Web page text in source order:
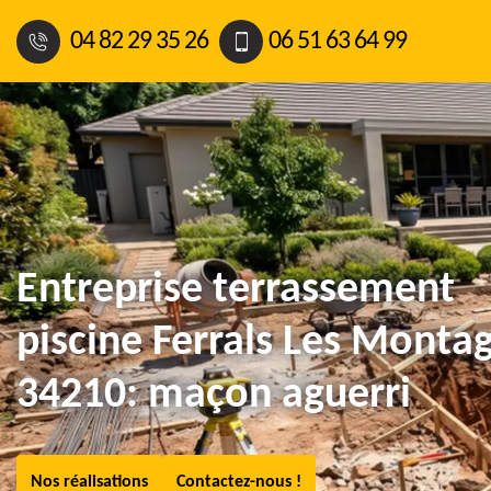
04 82 29 35 26 06 51 63 64 99
Entreprise terrassement
piscine Ferrals Les
34210: maçon aguerri
Nos réalisations Contactez-nous !